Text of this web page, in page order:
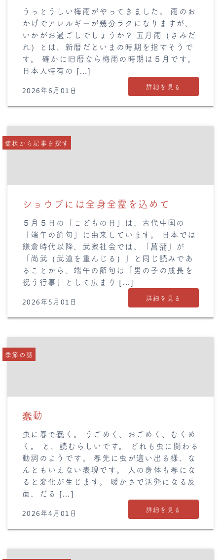
うっとうしい梅雨がやってきました。 雨のお
かげでアレルギーが幾分ラクになりますが、
いかがお過ごしでしょうか？ 五月雨（さみだ
れ）とは、新暦だといまの時期を指すそうで
す。 確かに旧暦なら梅雨の時期は５月です。
日本人特有の […]
2026年6月01日 詳細を見る
ショウブには全身全霊を込めて
５月５日の「こどもの日」は、古代中国の
「端午の節句」に由来しています。 日本では
鎌倉時代以降、武家社会では、「菖蒲」が
「尚武（武道を重んじる）」と同じ読みであ
ることから、端午の節句は「男の子の成長を
祝う行事」として広まり […]
2026年5月01日 詳細を見る
症状から記事を探す
蠢動
虫に春で蠢く。 うごめく、おごめく、むくめ
く。 と、読むらしいです。 どれも虫に関わる
動詞のようです。 春先に虫が這い出る様、な
んともいえない表現です。 人の身体も春にな
ると変化が生じます。 暖かさで活発になる反
面、だる […]
2026年4月01日 詳細を見る
季節の話